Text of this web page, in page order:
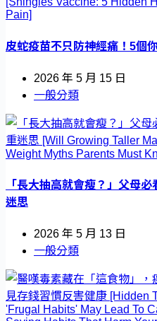
皮蛇疫苗不只防神經痛！5個
2026 年 5 月 15 日
一般分類
「長大抽高就會瘦？」父母
迷思
2026 年 5 月 13 日
一般分類